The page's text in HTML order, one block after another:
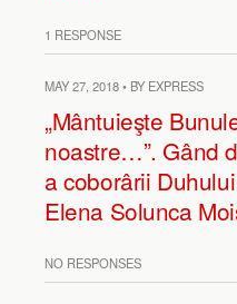
1 RESPONSE
MAY 27, 2018 • BY EXPRESS
„Mântuieşte
noastre…”. Gând
a coborârii
Elena Solunca
NO RESPONSES